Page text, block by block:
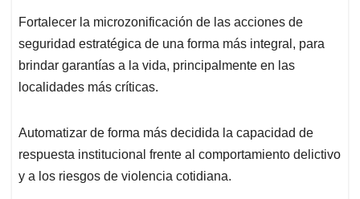
Fortalecer la microzonificación de las acciones de
seguridad estratégica de una forma más integral, para
brindar garantías a la vida, principalmente en las
localidades más críticas.
Automatizar de forma más decidida la capacidad de
respuesta institucional frente al comportamiento delictivo
y a los riesgos de violencia cotidiana.